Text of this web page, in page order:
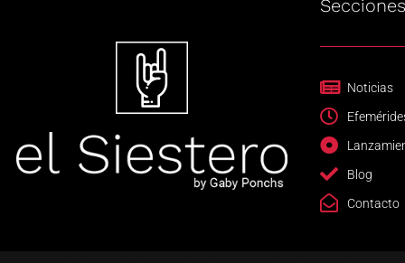
Secciones
Noticias
Blog
Contacto